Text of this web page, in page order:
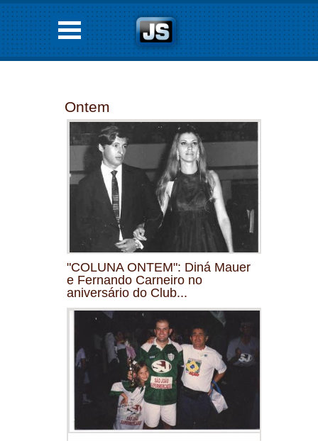
Ontem
"COLUNA ONTEM": Diná Mauer
e Fernando Carneiro no
aniversário do Club...